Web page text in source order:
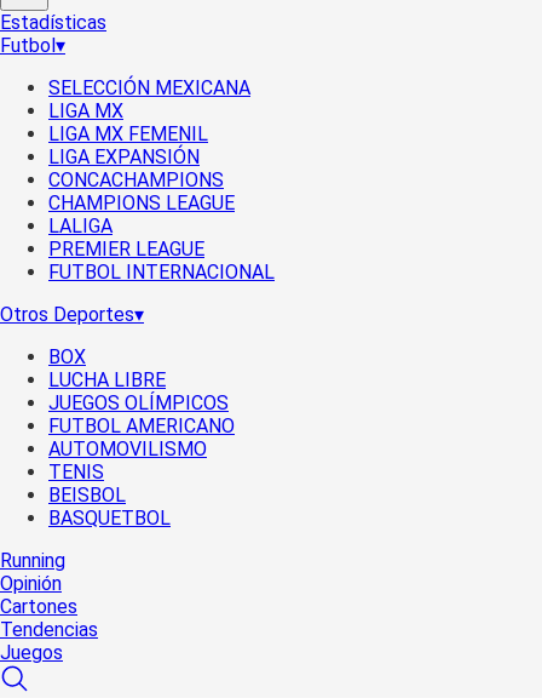
Estadísticas
Futbol▾
SELECCIÓN MEXICANA
LIGA MX
LIGA MX FEMENIL
LIGA EXPANSIÓN
CONCACHAMPIONS
CHAMPIONS LEAGUE
LALIGA
PREMIER LEAGUE
FUTBOL INTERNACIONAL
Otros Deportes▾
BOX
LUCHA LIBRE
JUEGOS OLÍMPICOS
FUTBOL AMERICANO
AUTOMOVILISMO
TENIS
BEISBOL
BASQUETBOL
Running
Opinión
Cartones
Tendencias
Juegos